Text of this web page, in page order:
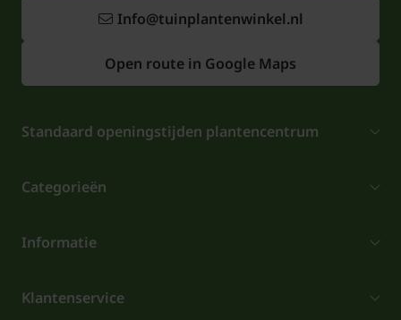
Info@tuinplantenwinkel.nl
Open route in Google Maps
Standaard openingstijden plantencentrum
Categorieën
Informatie
Klantenservice